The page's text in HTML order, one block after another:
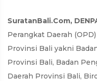
SuratanBali.Com,
Perangkat Daerah
Provinsi Bali yakni
Provinsi Bali, Badan
Daerah Provinsi Bali,